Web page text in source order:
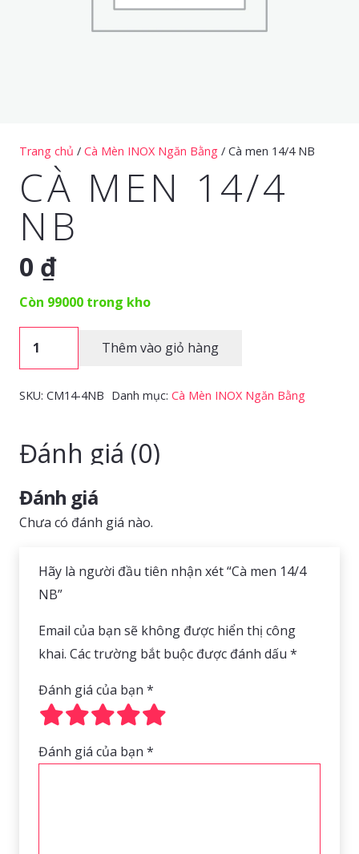
Trang chủ / Cà Mèn INOX Ngăn Bằng / Cà men 14/4 NB
CÀ MEN 14/4
NB
0 ₫
Còn 99000 trong kho
lượng
Thêm vào giỏ hàng
SKU: CM14-4NB Danh mục: Cà Mèn INOX Ngăn Bằng
Đánh giá (0)
Đánh giá
Chưa có đánh giá nào.
Hãy là người đầu tiên nhận xét “Cà men 14/4
NB”
Email của bạn sẽ không được hiển thị công
khai. Các trường bắt buộc được đánh dấu *
Đánh giá của bạn *
Đánh giá của bạn *